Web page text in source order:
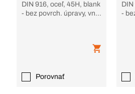
DIN 916, oceľ, 45H, blank
- bez povrch. úpravy, vnút
Porovnať
-